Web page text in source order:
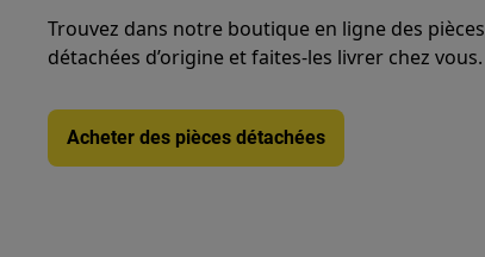
Trouvez dans notre boutique en ligne des pièces
détachées d’origine et faites-les livrer chez vous.
Acheter des pièces détachées